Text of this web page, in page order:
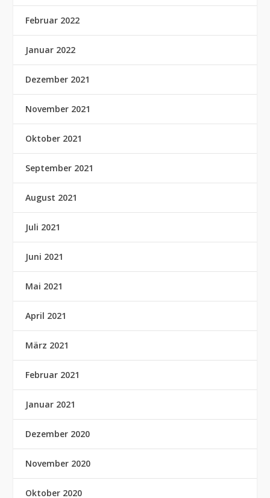
Februar 2022
Januar 2022
Dezember 2021
November 2021
Oktober 2021
September 2021
August 2021
Juli 2021
Juni 2021
Mai 2021
April 2021
März 2021
Februar 2021
Januar 2021
Dezember 2020
November 2020
Oktober 2020